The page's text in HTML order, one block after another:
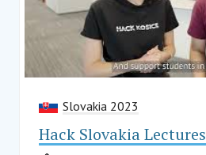
Slovakia 2023
Hack Slovakia Lectures